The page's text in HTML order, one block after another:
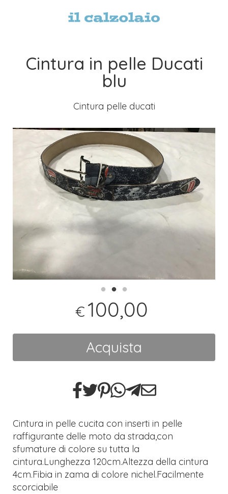
Cintura in pelle Ducati
blu
Cintura pelle ducati
€ 100,00
Acquista
Cintura in pelle cucita con inserti in pelle
raffigurante delle moto da strada,con
sfumature di colore su tutta la
cintura.Lunghezza 120cm.Altezza della cintura
4cm.Fibia in zama di colore nichel.Facilmente
scorciabile